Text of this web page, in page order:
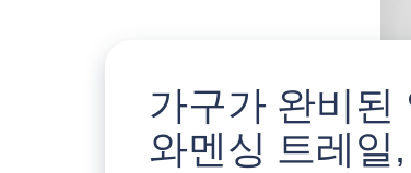
가구가 완비된
와멘싱 트레일